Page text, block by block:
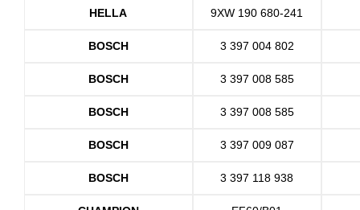
HELLA 9XW 190 680-241
BOSCH 3 397 004 802
BOSCH 3 397 008 585
BOSCH 3 397 008 585
BOSCH 3 397 009 087
BOSCH 3 397 118 938